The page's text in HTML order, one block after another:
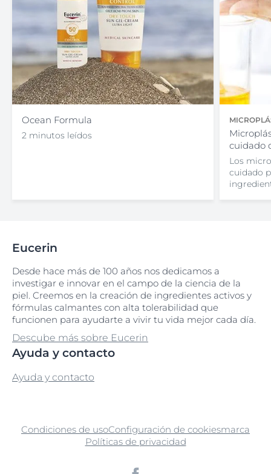
Ocean Formula
2 minutos leídos
cuidado
Los
cuidado
Eucerin
Desde hace más de 100 años nos dedicamos a
investigar e innovar en el campo de la ciencia de la
piel. Creemos en la creación de ingredientes activos y
fórmulas calmantes con alta tolerabilidad que
funcionen para ayudarte a vivir tu vida mejor cada día.
Descube más sobre Eucerin
Ayuda y contacto
Ayuda y contacto
Condiciones de usoConfiguración de cookiesmarca
Políticas de privacidad